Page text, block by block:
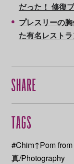
だった！ 修復
プレスリーの
た有名レスト
#Chim↑Pom
真/Photography